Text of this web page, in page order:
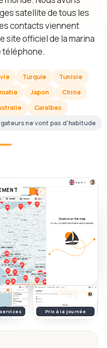
satellite de tous les
contacts viennent
site officiel de la marina
téléphone.
Turquie
Tunisie
Japon
Chine
Caraïbes
ne vont pas d'habitude
Prix à la journée